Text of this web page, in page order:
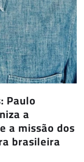
Paulo
a
a missão dos
brasileira